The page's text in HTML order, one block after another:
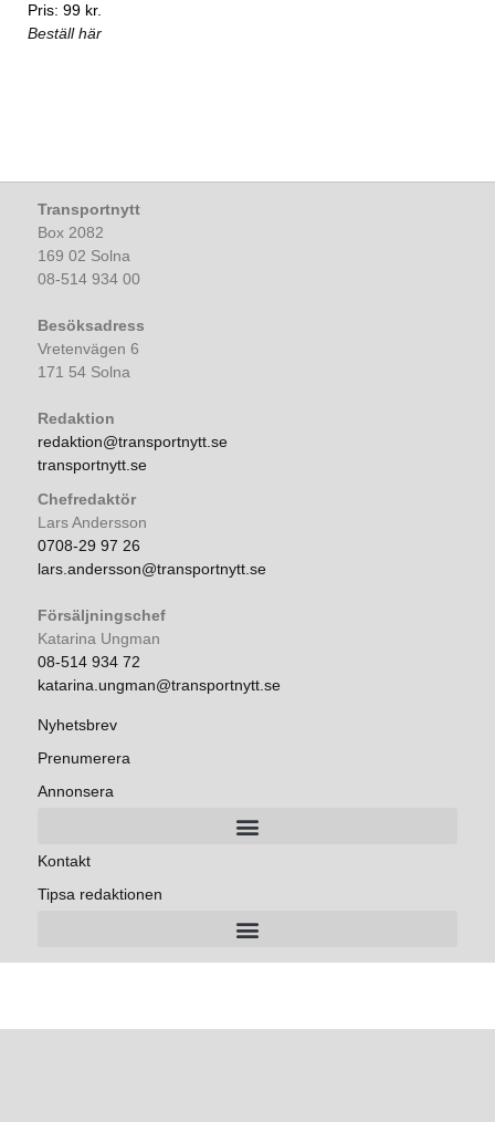
Pris: 99 kr.
Beställ här
Transportnytt
Box 2082
169 02 Solna
08-514 934 00
Besöksadress
Vretenvägen 6
171 54 Solna
Redaktion
redaktion@transportnytt.se
transportnytt.se
Chefredaktör
Lars Andersson
0708-29 97 26
lars.andersson@transportnytt.se
Försäljningschef
Katarina Ungman
08-514 934 72
katarina.ungman@transportnytt.se
Nyhetsbrev
Prenumerera
Annonsera
Kontakt
Tipsa redaktionen